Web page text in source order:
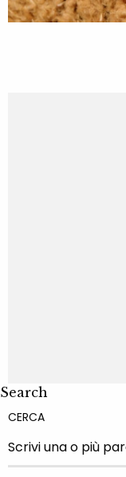
Search
CERCA